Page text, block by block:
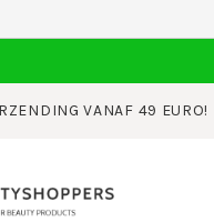
VANAF 49 EURO!